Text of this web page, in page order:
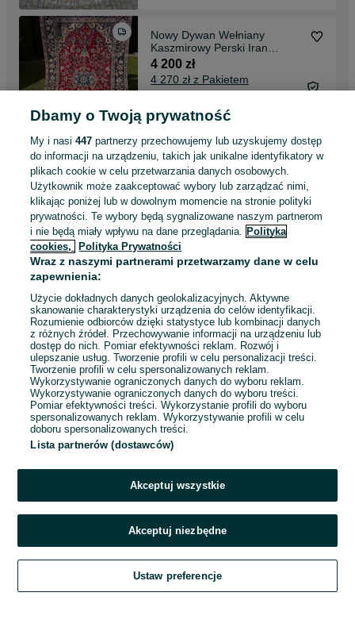
Nowy Dywan Wełniany
Kaszmirowy Perski Iran
Keshan 340x200 gal. 28 tyś
4 200 zł
4 270 zł z Pakietem
Zielona Góra
06 sierpnia 2026
Nowy Dywan Perski
kaszmirowy + jedwab Iran
Moud 300x200 gal.23 tyś
3 800 zł
3 870 zł z Pakietem
Ochronnym
Zielona Góra
06 sierpnia 2026
1 2 3 ... 58
Zadzwoń / SMS
Szukaj Obserwujesz Dodaj Czat Konto
Dbamy o Twoją prywatność
My i nasi447 partnerzy przechowujemy lub uzyskujemy dostęp
do informacji na urządzeniu, takich jak unikalne identyfikatory w
plikach cookie w celu przetwarzania danych osobowych.
Użytkownik może zaakceptować wybory lub zarządzać nimi,
klikając poniżej lub w dowolnym momencie na stronie polityki
prywatności. Te wybory będą sygnalizowane naszym partnerom
i nie będą miały wpływu na dane przeglądania. Polityka
cookies,
Polityka Prywatności
Wraz z naszymi partnerami przetwarzamy dane w celu
zapewnienia:
Użycie dokładnych danych geolokalizacyjnych. Aktywne
skanowanie charakterystyki urządzenia do celów identyfikacji.
Rozumienie odbiorców dzięki statystyce lub kombinacji danych
z różnych źródeł. Przechowywanie informacji na urządzeniu lub
dostęp do nich. Pomiar efektywności reklam. Rozwój i
ulepszanie usług. Tworzenie profili w celu personalizacji treści.
Tworzenie profili w celu spersonalizowanych reklam.
Wykorzystywanie ograniczonych danych do wyboru reklam.
Wykorzystywanie ograniczonych danych do wyboru treści.
Pomiar efektywności treści. Wykorzystanie profili do wyboru
spersonalizowanych reklam. Wykorzystywanie profili w celu
doboru spersonalizowanych treści.
Lista partnerów (dostawców)
Akceptuj wszystkie
Akceptuj niezbędne
Ustaw preferencje